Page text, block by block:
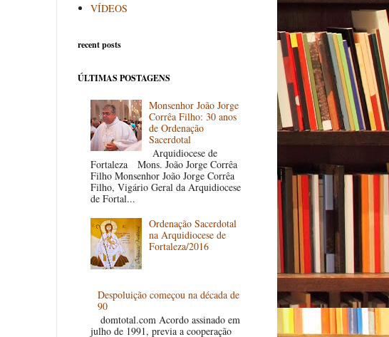
VÍDEOS
recent posts
ÚLTIMAS POSTAGENS
Monsenhor João Jorge
Corrêa Filho: 30 anos
de Ordenação
Sacerdotal
Arquidiocese de
Fortaleza Mons. João Jorge Corrêa
Filho Monsenhor João Jorge Corrêa
Filho, Vigário Geral da Arquidiocese
de Fortal...
Ordenação Sacerdotal
na Arquidiocese de
Fortaleza/2016
Despoluição começou na década de
90
domtotal.com Acordo assinado em
julho de 1991, previa a cooperação